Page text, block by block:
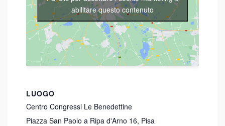
LUOGO
Centro Congressi Le Benedettine
Piazza San Paolo a Ripa d'Arno 16, Pisa
abilitare questo contenuto